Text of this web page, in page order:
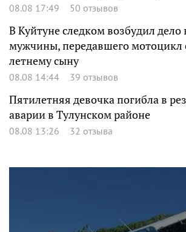
08.08 17:49 50 отзывов
В Куйтуне следком возбудил
мужчины, передавшего мотоцикл
летнему сыну
08.08 14:44 39 отзывов
Пятилетняя девочка погибла в
аварии в Тулунском районе
08.08 13:26 32 отзыва